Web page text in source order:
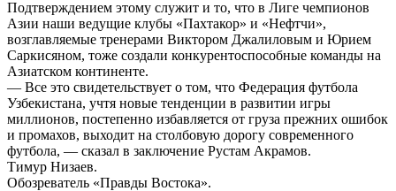
Подтверждением этому служит и то, что в Лиге чемпионов
Азии наши ведущие клубы «Пахтакор» и «Нефтчи»,
возглавляемые тренерами Виктором Джалиловым и Юрием
Саркисяном, тоже создали конкурентоспособные команды на
Азиатском континенте.
— Все это свидетельствует о том, что Федерация футбола
Узбекистана, учтя новые тенденции в развитии игры
миллионов, постепенно избавляется от груза прежних ошибок
и промахов, выходит на столбовую дорогу современного
футбола, — сказал в заключение Рустам Акрамов.
Тимур Низаев.
Обозреватель «Правды Востока».